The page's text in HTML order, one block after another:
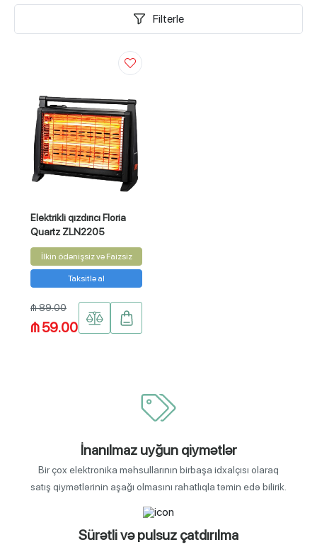
Filterle
Elektrikli qızdırıcı Floria
Quartz ZLN2205
İlkin ödənişsiz və Faizsiz
Taksitlə al
₼ 89.00
₼ 59.00
İnanılmaz uyğun qiymətlər
Bir çox elektronika məhsullarının birbaşa idxalçısı olaraq
satış qiymətlərinin aşağı olmasını rahatlıqla təmin edə bilirik.
Sürətli və pulsuz çatdırılma